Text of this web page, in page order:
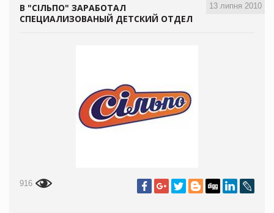
13 липня 2010
В "СІЛЬПО" ЗАРАБОТАЛ
СПЕЦИАЛИЗОВАНЫЙ ДЕТСКИЙ ОТДЕЛ
916